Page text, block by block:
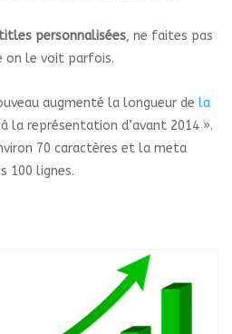
personnalisées, ne faites pas
on le voit parfois.
augmenté la longueur de la
la représentation d’avant 2014 ».
70 caractères et la meta
100 lignes.